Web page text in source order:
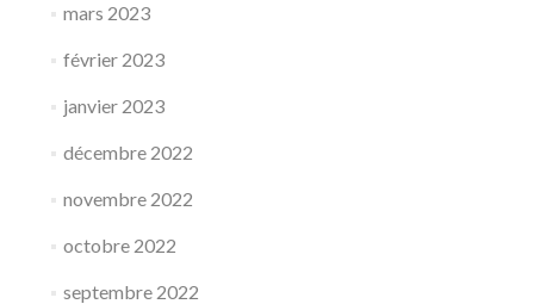
mars 2023
février 2023
janvier 2023
décembre 2022
novembre 2022
octobre 2022
septembre 2022